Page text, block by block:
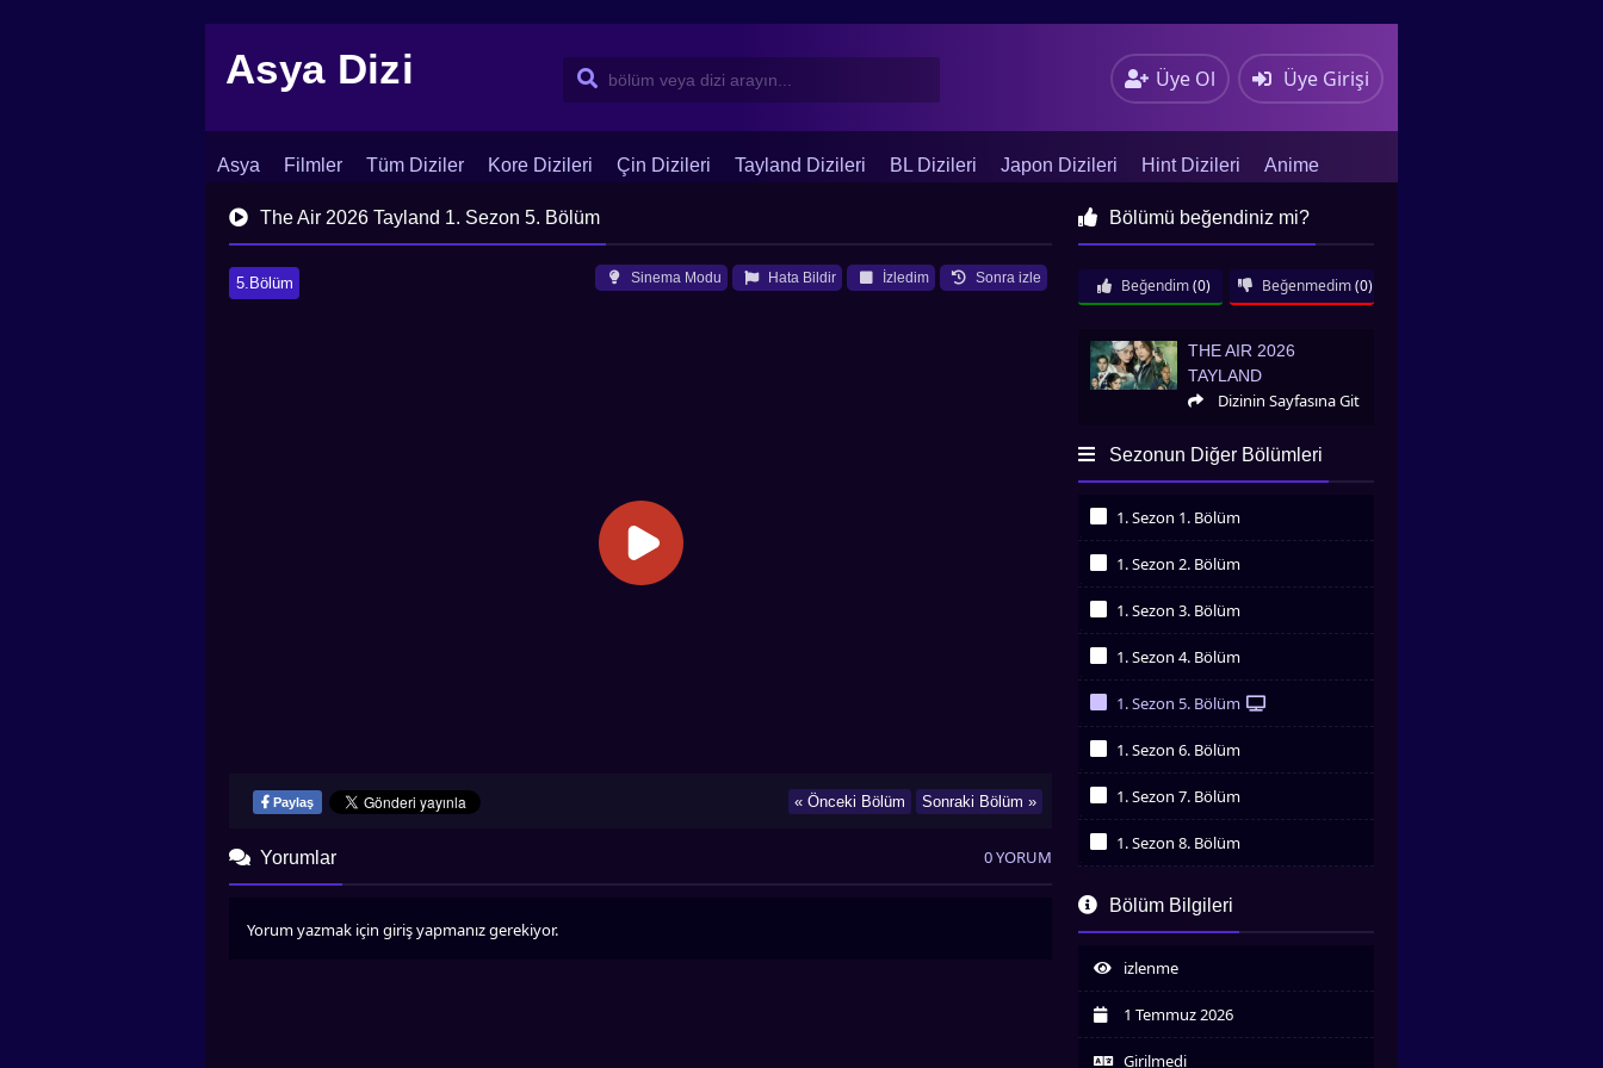
Asya Dizi Üye Ol Üye Girişi
Asya Filmler Tüm Diziler Kore Dizileri Çin Dizileri Tayland Dizileri BL Dizileri Japon Dizileri Hint Dizileri Anime
İletişim Blog Dizi Arşivi
The Air 2026 Tayland 1. Sezon 5. Bölüm
5.Bölüm Sonra izle
İzledim
Hata Bildir
Sinema Modu
Paylaş Sonraki Bölüm »
« Önceki Bölüm
Bölümü beğendiniz mi?
Beğendim (0) Beğenmedim (0)
The Air 2026 Tayland
THE AIR 2026
TAYLAND
Dizinin Sayfasına Git
Sezonun Diğer Bölümleri
1. Sezon 1. Bölüm
1. Sezon 2. Bölüm
1. Sezon 3. Bölüm
1. Sezon 4. Bölüm
1. Sezon 5. Bölüm
1. Sezon 6. Bölüm
1. Sezon 7. Bölüm
1. Sezon 8. Bölüm
Bölüm Bilgileri
izlenme
1 Temmuz 2026
Girilmedi
Yorumlar 0 YORUM
Yorum yazmak için giriş yapmanız gerekiyor.